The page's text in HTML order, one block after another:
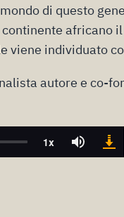
di questo
africano
viene individuato
autore e co-